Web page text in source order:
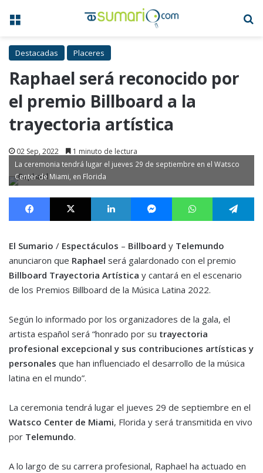
Menú
Destacadas Placeres
Raphael será reconocido por
el premio Billboard a la
trayectoria artística
02 Sep, 2022 1 minuto de lectura
La ceremonia tendrá lugar el jueves 29 de septiembre en el Watsco
Center de Miami, en Florida
Facebook X LinkedIn MessengerWhatsApp
El Sumario / Espectáculos – Billboard y Telemundo
anunciaron que Raphael será galardonado con el premio
Billboard Trayectoria Artística y cantará en el escenario
de los Premios Billboard de la Música Latina 2022.
Según lo informado por los organizadores de la gala, el
artista español será “honrado por su trayectoria
profesional excepcional y sus contribuciones artísticas y
personales que han influenciado el desarrollo de la música
latina en el mundo”.
La ceremonia tendrá lugar el jueves 29 de septiembre en el
Watsco Center de Miami, Florida y será transmitida en vivo
por Telemundo.
A lo largo de su carrera profesional, Raphael ha actuado en